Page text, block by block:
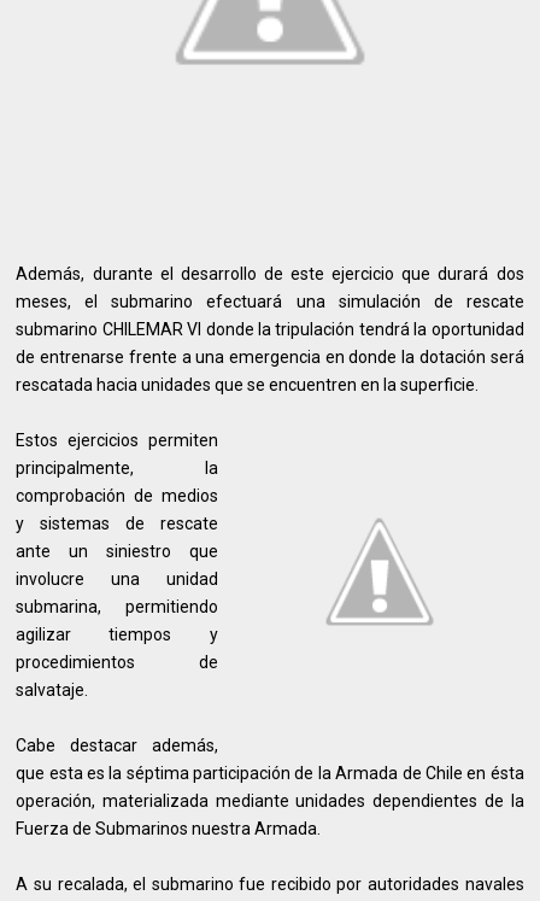
Además, durante el desarrollo de este ejercicio que durará dos
meses, el submarino efectuará una simulación de rescate
submarino CHILEMAR VI donde la tripulación tendrá la oportunidad
de entrenarse frente a una emergencia en donde la dotación será
rescatada hacia unidades que se encuentren en la superficie.
Estos ejercicios permiten
principalmente, la
comprobación de medios
y sistemas de rescate
ante un siniestro que
involucre una unidad
submarina, permitiendo
agilizar tiempos y
procedimientos de
salvataje.
Cabe destacar además,
que esta es la séptima participación de la Armada de Chile en ésta
operación, materializada mediante unidades dependientes de la
Fuerza de Submarinos nuestra Armada.
A su recalada, el submarino fue recibido por autoridades navales